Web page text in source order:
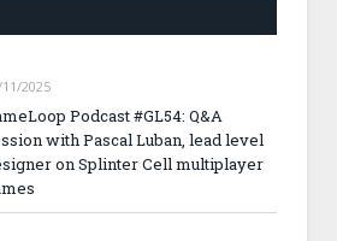
2025
Podcast #GL54: Q&A
with Pascal Luban, lead level
on Splinter Cell multiplayer